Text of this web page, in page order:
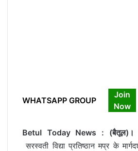
WHATSAPP GROUP
Join
Now
Betul Today News : (बैतूल)।
सरस्वती विद्या प्रतिष्ठान मप्र के